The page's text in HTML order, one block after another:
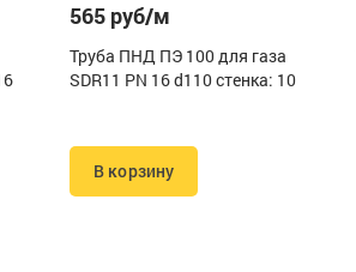
565 руб/м
Труба ПНД ПЭ 100 для газа
SDR11 PN 16 d110 стенка: 10
В корзину